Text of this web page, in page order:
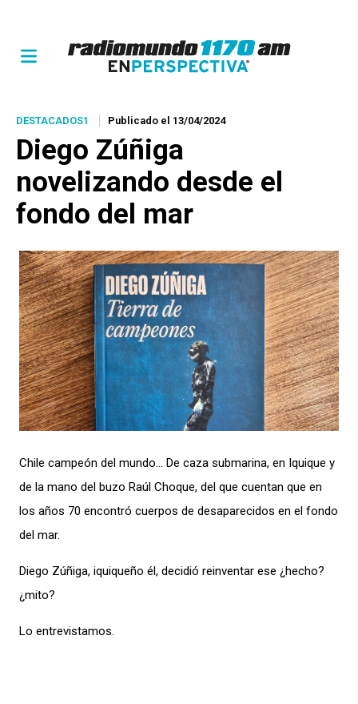
DESTACADOS1 Publicado el 13/04/2024
Diego Zúñiga
novelizando desde el
fondo del mar
Chile campeón del mundo… De caza submarina, en Iquique y
de la mano del buzo Raúl Choque, del que cuentan que en
los años 70 encontró cuerpos de desaparecidos en el fondo
del mar.
Diego Zúñiga, iquiqueño él, decidió reinventar ese ¿hecho?
¿mito?
Lo entrevistamos.